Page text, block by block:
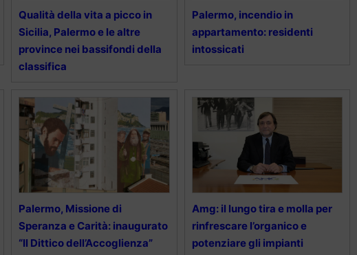
Qualità della vita a picco in
Sicilia, Palermo e le altre
province nei bassifondi della
classifica
Palermo, incendio in
appartamento: residenti
intossicati
Palermo, Missione di
Speranza e Carità: inaugurato
“Il Dittico dell’Accoglienza”
Amg: il lungo tira e molla per
rinfrescare l’organico e
potenziare gli impianti